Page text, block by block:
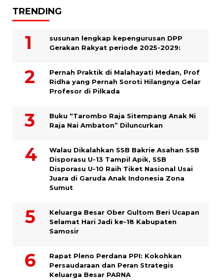
TRENDING
susunan lengkap kepengurusan DPP
Gerakan Rakyat periode 2025-2029:
Pernah Praktik di Malahayati Medan, Prof
Ridha yang Pernah Soroti Hilangnya Gelar
Profesor di Pilkada
Buku “Tarombo Raja Sitempang Anak Ni
Raja Nai Ambaton” Diluncurkan
Walau Dikalahkan SSB Bakrie Asahan SSB
Disporasu U-13 Tampil Apik, SSB
Disporasu U-10 Raih Tiket Nasional Usai
Juara di Garuda Anak Indonesia Zona
Sumut
Keluarga Besar Ober Gultom Beri Ucapan
Selamat Hari Jadi ke-18 Kabupaten
Samosir
Rapat Pleno Perdana PPI: Kokohkan
Persaudaraan dan Peran Strategis
Keluarga Besar PARNA